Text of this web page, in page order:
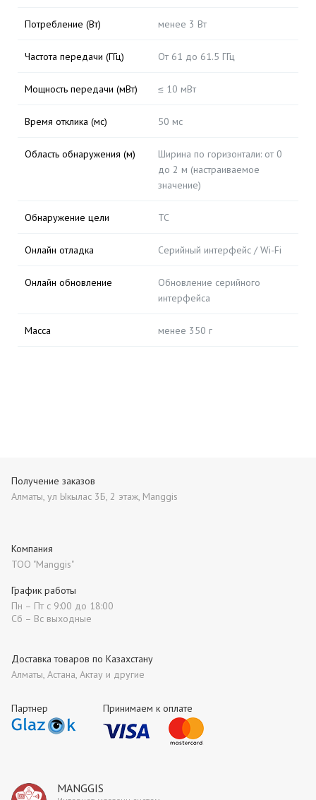
Потребление (Вт) менее 3 Вт
Частота передачи (ГГц) От 61 до 61.5 ГГц
Мощность передачи (мВт) ≤ 10 мВт
Время отклика (мс) 50 мс
Область обнаружения (м)
Ширина по горизонтали: от 0
до 2 м (настраиваемое
значение)
Обнаружение цели ТС
Онлайн отладка Серийный интерфейс / Wi-Fi
Онлайн обновление
Обновление серийного
интерфейса
Масса менее 350 г
MANGGIS
Партнер Принимаем к оплате
Получение заказов
Алматы, ул Ыкылас 3Б, 2 этаж, Manggis
Компания
ТОО "Manggis"
Доставка товаров по Казахстану
Алматы, Астана, Актау и другие
График работы
Пн – Пт с 9:00 до 18:00
Сб – Вс выходные